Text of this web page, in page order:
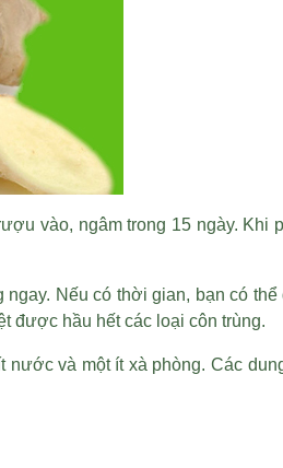
vào, ngâm trong 15 ngày.
Nếu có thời gian, bạn có
được hầu hết các loại côn trùng.
và một ít xà phòng. Các